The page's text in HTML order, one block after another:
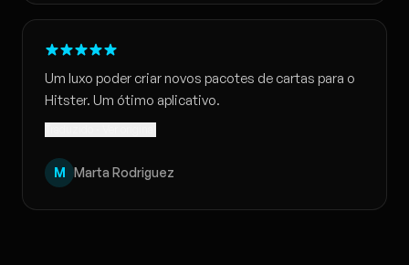
Um luxo poder criar novos pacotes de cartas para o
Hitster. Um ótimo aplicativo.
M Marta Rodriguez